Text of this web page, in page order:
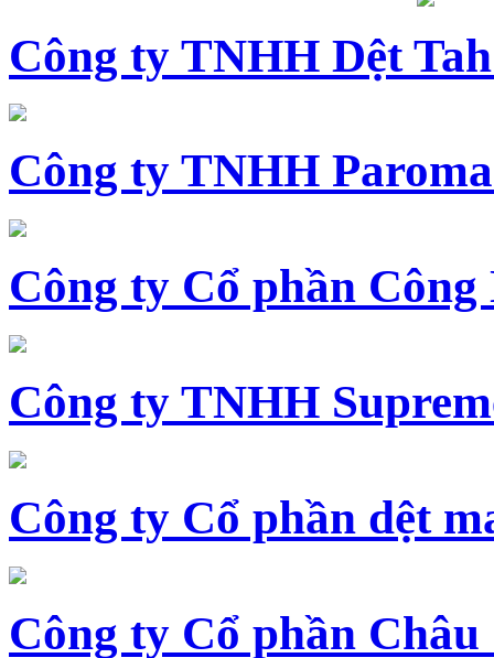
Công ty TNHH Dệt
Công ty TNHH
Công ty Cổ phần Công
Công ty TNHH
Công ty Cổ phần dệt
Công ty Cổ phần Châu